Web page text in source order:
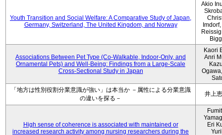
Youth Transition and Social Welfare: A Comparative Study of Japan,
Germany, Switzerland, The United Kingdom, and Norway
Akio
Associations Between Pet Type (Co-Walkable, Indoor-Only, and
Ornamental Pets) and Well-Being: Findings from a Large-Scale
Cross-Sectional Study in Japan
Kaori
Anri
「地方は性別役割分業意識が強い」は本当か －属性による分業意識
の違いを探る－
井上
High sense of coherence is associated with maintained or
increased research activity among nursing researchers during the
Eri